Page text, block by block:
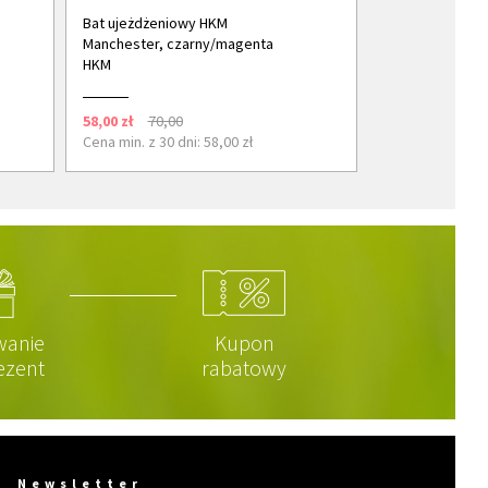
Bat ujeżdżeniowy HKM
Manchester, czarny/magenta
HKM
58,00 zł
70,00
Cena min. z 30 dni: 58,00 zł
Kupon
rabatowy
Newsletter